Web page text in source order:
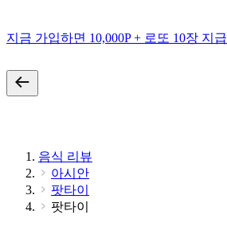
지금 가입하면 10,000P + 로또 10장 지급
음식 리뷰
아시안
팟타이
팟타이